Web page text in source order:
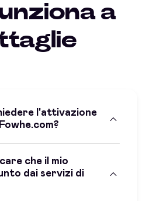
a
l'attivazione
che il mio
dai servizi di